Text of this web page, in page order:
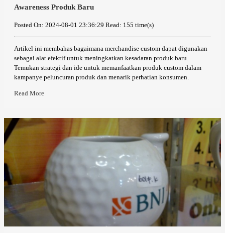
Awareness Produk Baru
Posted On: 2024-08-01 23:36:29 Read: 155 time(s)
Artikel ini membahas bagaimana merchandise custom dapat digunakan
sebagai alat efektif untuk meningkatkan kesadaran produk baru.
Temukan strategi dan ide untuk memanfaatkan produk custom dalam
kampanye peluncuran produk dan menarik perhatian konsumen.
Read More